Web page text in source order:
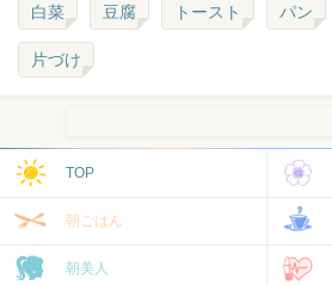
白菜 豆腐 トースト パン
片づけ
TOP
朝ごはん
朝美人